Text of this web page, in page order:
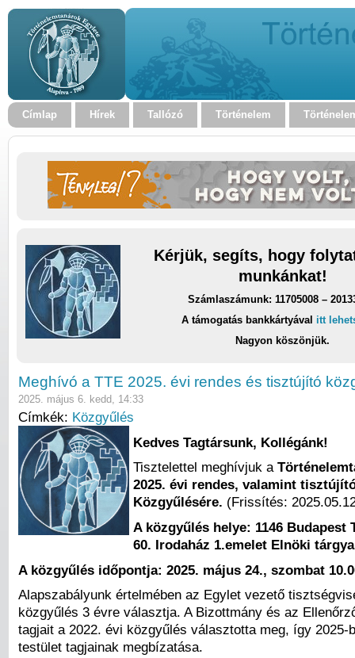
Címlap Hírek Tallózó Történelem
Kérjük, segíts, hogy
munkánkat!
Számlaszámunk: 11705008 –
A támogatás bankkártyával itt
Nagyon köszönjük.
Meghívó a TTE 2025. évi rendes és tisztújító
2025. május 6. kedd, 14:33
Címkék: Közgyűlés
Kedves Tagtársunk, Kollégánk!
Tisztelettel meghívjuk a
2025. évi rendes, valamint
Közgyűlésére. (Frissítés:
A közgyűlés helye: 1146 Budapest
60. Irodaház 1.emelet Elnöki
A közgyűlés időpontja: 2025. május 24., szombat
Alapszabályunk értelmében az Egylet vezető
közgyűlés 3 évre választja. A Bizottmány és az
tagjait a 2022. évi közgyűlés választotta meg, így 2025-
testület tagjainak megbízatása.